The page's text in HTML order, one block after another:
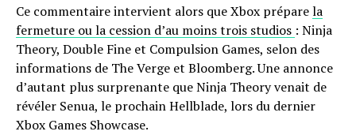
Ce commentaire intervient alors que Xbox préparela
fermeture ou la cession d’au moins trois studios : Ninja
Theory, Double Fine et Compulsion Games, selon des
informations de The Verge et Bloomberg. Une annonce
d’autant plus surprenante que Ninja Theory venait de
révéler Senua, le prochain Hellblade, lors du dernier
Xbox Games Showcase.